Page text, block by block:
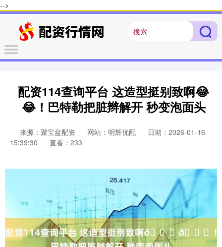
-->
配资114查询平台 这造型挺别致啊😂
😂！巴特勒把脏辫解开 秒变泡面头
来源：聚宝盆配资 网站：明辉优配
日期：2026-01-16
15:39:30
查看：233